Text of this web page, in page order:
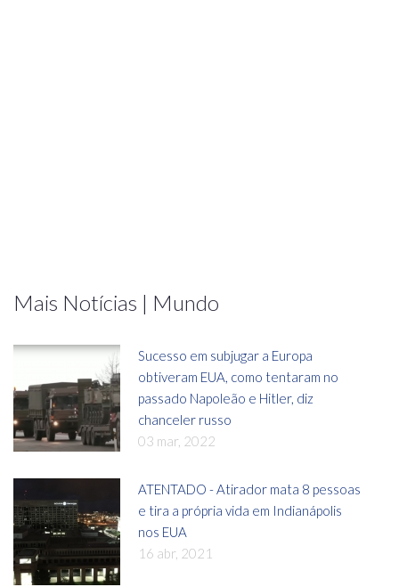
Mais Notícias | Mundo
Sucesso em subjugar a Europa
obtiveram EUA, como tentaram no
passado Napoleão e Hitler, diz
chanceler russo
03 mar, 2022
ATENTADO - Atirador mata 8 pessoas
e tira a própria vida em Indianápolis
nos EUA
16 abr, 2021